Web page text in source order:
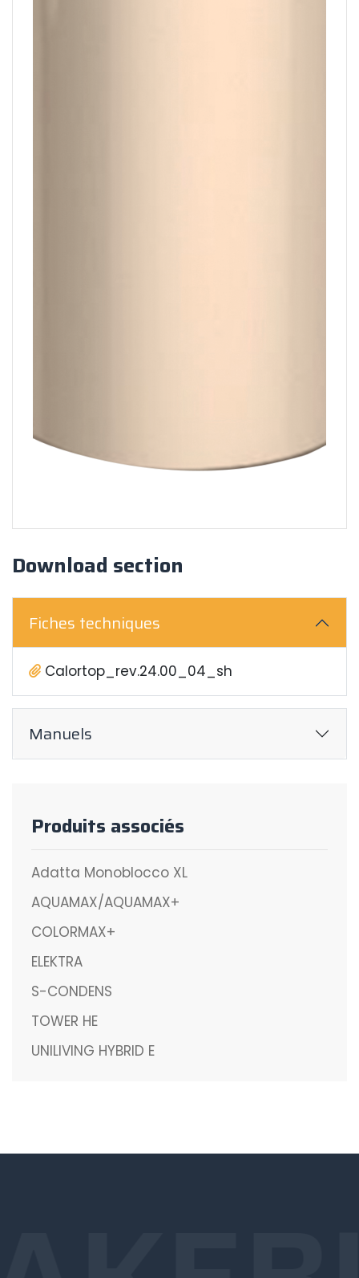
Download section
Fiches techniques
Calortop_rev.24.00_04_sh
Manuels
Produits associés
Adatta Monoblocco XL
AQUAMAX/AQUAMAX+
COLORMAX+
ELEKTRA
S-CONDENS
TOWER HE
UNILIVING HYBRID E